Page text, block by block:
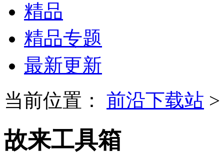
精品
精品专题
最新更新
当前位置：
前沿下载站
故来工具箱